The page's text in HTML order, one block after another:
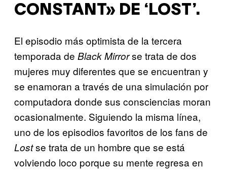
CONSTANT» DE ‘LOST’.
El episodio más optimista de la tercera
temporada de Black Mirrorse trata de dos
mujeres muy diferentes que se encuentran y
se enamoran a través de una simulación por
computadora donde sus consciencias moran
ocasionalmente. Siguiendo la misma línea,
uno de los episodios favoritos de los fans de
Lostse trata de un hombre que se está
volviendo loco porque su mente regresa en